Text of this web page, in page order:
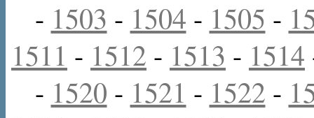
- 1503 - 1504 - 1505 -
1511 - 1512 - 1513 - 1514
- 1520 - 1521 - 1522 -